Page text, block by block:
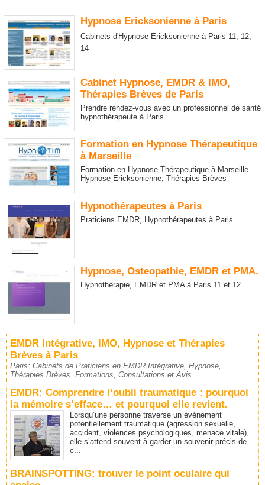
Hypnose Ericksonienne à Paris
Cabinets d'Hypnose Ericksonienne à Paris 11, 12,
14
Cabinet Hypnose, EMDR & IMO,
Thérapies Brèves de Paris
Prendre rendez-vous avec un professionnel de santé
hypnothérapeute à Paris
Formation en Hypnose Thérapeutique
à Marseille
Formation en Hypnose Thérapeutique à Marseille.
Hypnose Ericksonienne, Thérapies Brèves
Hypnothérapeutes à Paris
Praticiens EMDR, Hypnothérapeutes à Paris
Hypnose, Osteopathie, EMDR et PMA.
Hypnothérapie, EMDR et PMA à Paris 11 et 12
EMDR Intégrative, IMO, Hypnose et Thérapies
Brèves à Paris
Paris: Cabinets de Praticiens en EMDR Intégrative, Hypnose,
Thérapies Brèves. Formations, Consultations et Avis.
EMDR: Comprendre l’oubli traumatique : pourquoi
la mémoire s’efface… et pourquoi elle revient.
Lorsqu’une personne traverse un événement
potentiellement traumatique (agression sexuelle,
accident, violences psychologiques, menace vitale),
elle s’attend souvent à garder un souvenir précis de
c...
BRAINSPOTTING: trouver le point oculaire qui